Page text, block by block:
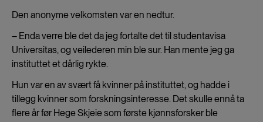
Den anonyme velkomsten var en nedtur.
– Enda verre ble det da jeg fortalte det til studentavisa
Universitas, og veilederen min ble sur. Han mente jeg ga
instituttet et dårlig rykte.
Hun var en av svært få kvinner på instituttet, og hadde i
tillegg kvinner som forskningsinteresse. Det skulle ennå ta
flere år før Hege Skjeie som første kjønnsforsker ble